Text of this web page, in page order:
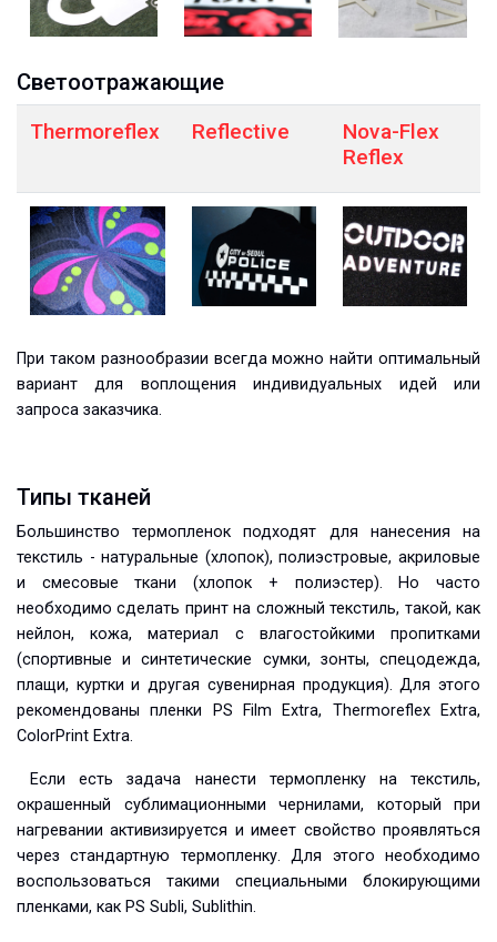
Светоотражающие
Thermoreflex Reflective
Nova-Flex
Reflex
При таком разнообразии всегда можно найти оптимальный
вариант для воплощения индивидуальных идей или
запроса заказчика.
Типы тканей
Большинство термопленок подходят для нанесения на
текстиль - натуральные (хлопок), полиэстровые, акриловые
и смесовые ткани (хлопок + полиэстер). Но часто
необходимо сделать принт на сложный текстиль, такой, как
нейлон, кожа, материал с влагостойкими пропитками
(спортивные и синтетические сумки, зонты, спецодежда,
плащи, куртки и другая сувенирная продукция). Для этого
рекомендованы пленки PS Film Extra, Thermoreflex Extra,
ColorPrint Extra.
Если есть задача нанести термопленку на текстиль,
окрашенный сублимационными чернилами, который при
нагревании активизируется и имеет свойство проявляться
через стандартную термопленку. Для этого необходимо
воспользоваться такими специальными блокирующими
пленками, как PS Subli, Sublithin.